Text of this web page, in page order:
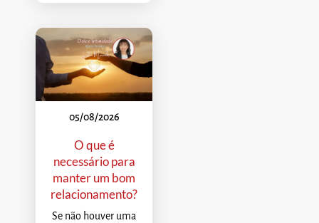
05/08/2026
O que é
necessário para
manter um bom
relacionamento?
Se não houver uma